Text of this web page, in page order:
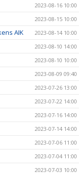
2023-08-16 10:00
2023-08-15 10:00
AIK 2023-08-14 10:00
2023-08-10 14:00
2023-08-10 10:00
2023-08-09 09:40
2023-07-26 13:00
2023-07-22 14:00
2023-07-16 14:00
2023-07-14 14:00
2023-07-06 11:00
2023-07-04 11:00
2023-07-03 10:00